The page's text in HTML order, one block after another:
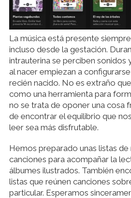
La música está presente
incluso desde la gestación.
intrauterina se perciben sonidos
al nacer empiezan a
recién nacido. No es extraño
como una herramienta para
no se trata de oponer una cosa
de encontrar el equilibrio que
leer sea más disfrutable.
Hemos preparado unas listas
canciones para acompañar la
álbumes ilustrados. También
listas que reúnen canciones
particular. Esperamos